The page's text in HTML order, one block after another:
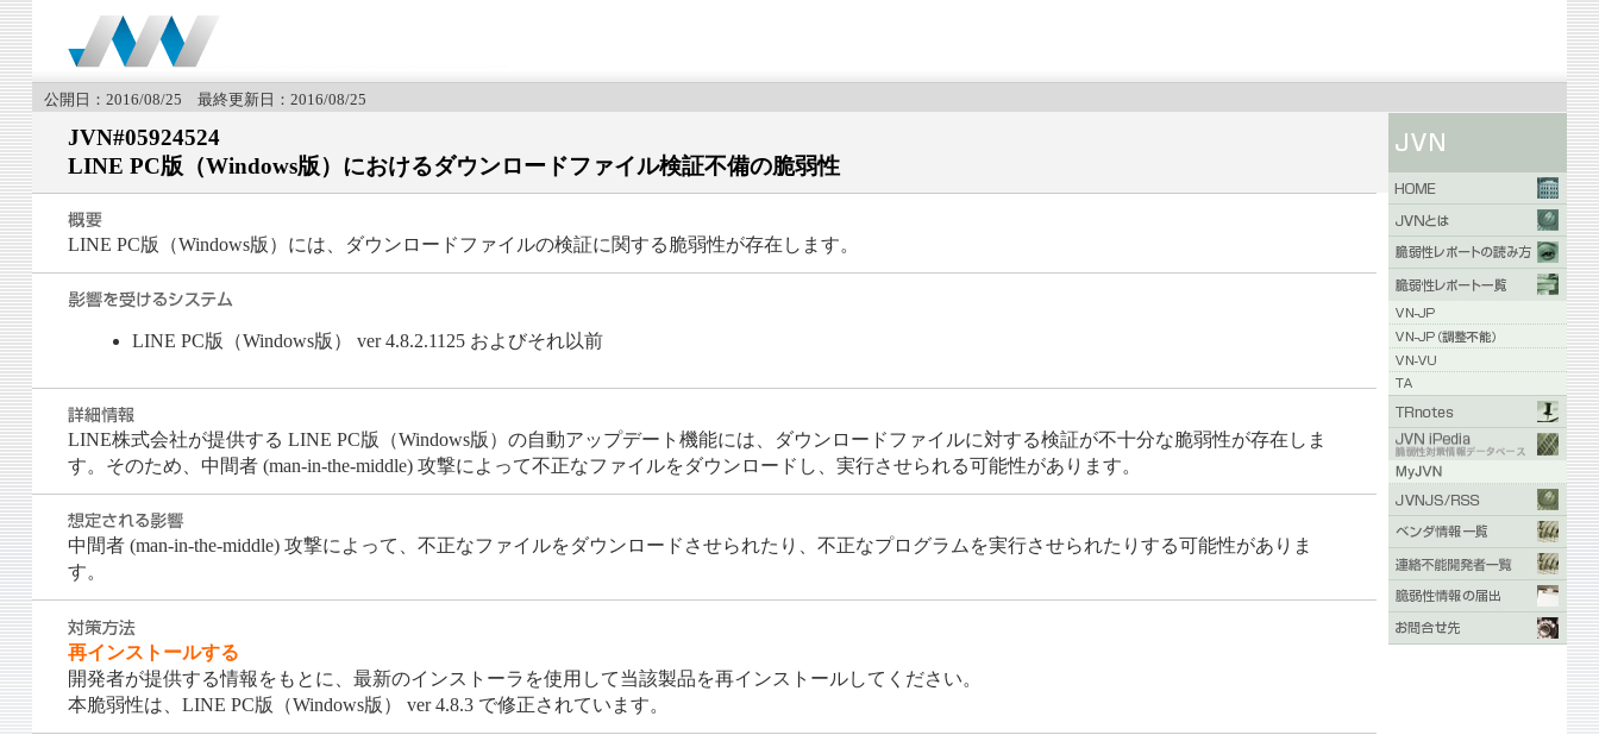
公開日：2016/08/25 最終更新日：2016/08/25
JVN#05924524
LINE PC版（Windows版）におけるダウンロードファイル検証不備の脆弱性
LINE PC版（Windows版）には、ダウンロードファイルの検証に関する脆弱性が存在します。
LINE PC版（Windows版） ver 4.8.2.1125 およびそれ以前
LINE株式会社が提供する LINE PC版（Windows版）の自動アップデート機能には、ダウンロードファイルに対する検証が不十分な脆弱性が存在しま
す。そのため、中間者 (man-in-the-middle) 攻撃によって不正なファイルをダウンロードし、実行させられる可能性があります。
中間者 (man-in-the-middle) 攻撃によって、不正なファイルをダウンロードさせられたり、不正なプログラムを実行させられたりする可能性がありま
す。
再インストールする
開発者が提供する情報をもとに、最新のインストーラを使用して当該製品を再インストールしてください。
本脆弱性は、LINE PC版（Windows版） ver 4.8.3 で修正されています。